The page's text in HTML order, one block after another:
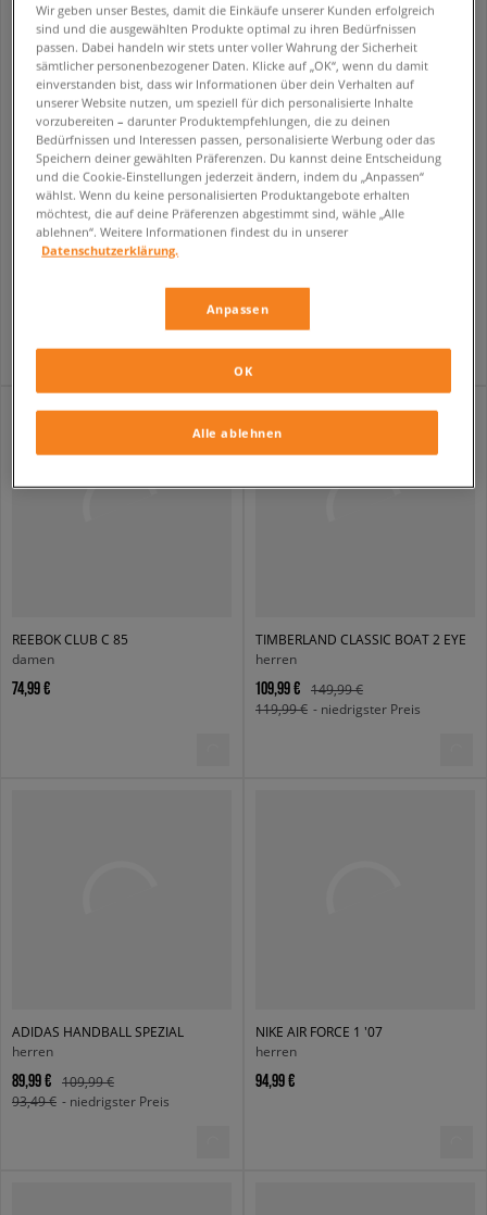
REEBOK CLUB C 85
damen
74,99 €
TIMBERLAND CLASSIC BOAT 2 EYE
herren
109,99 €
149,99 €
119,99 € - niedrigster Preis
ADIDAS HANDBALL SPEZIAL
herren
89,99 €
109,99 €
93,49 € - niedrigster Preis
NIKE AIR FORCE 1 '07
herren
94,99 €
Wir geben unser Bestes, damit die Einkäufe unserer Kunden erfolgreich
sind und die ausgewählten Produkte optimal zu ihren Bedürfnissen
passen. Dabei handeln wir stets unter voller Wahrung der Sicherheit
sämtlicher personenbezogener Daten. Klicke auf „OK“, wenn du damit
einverstanden bist, dass wir Informationen über dein Verhalten auf
unserer Website nutzen, um speziell für dich personalisierte Inhalte
vorzubereiten – darunter Produktempfehlungen, die zu deinen
Bedürfnissen und Interessen passen, personalisierte Werbung oder das
Speichern deiner gewählten Präferenzen. Du kannst deine Entscheidung
und die Cookie-Einstellungen jederzeit ändern, indem du „Anpassen“
wählst. Wenn du keine personalisierten Produktangebote erhalten
möchtest, die auf deine Präferenzen abgestimmt sind, wähle „Alle
ablehnen“. Weitere Informationen findest du in unserer
Datenschutzerklärung.
Anpassen
Alle ablehnen
OK